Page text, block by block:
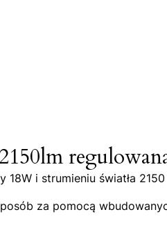
18W i strumieniu światła
za pomocą